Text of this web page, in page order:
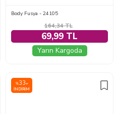
Body Fusya - 24105
164,34TL
69,99 TL
Yarın Kargoda
%33
İNDIRIM